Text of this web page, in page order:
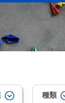
乘車
LEGO
及遙控系列
筆,泥膠,畫板
瑪利歐
種類